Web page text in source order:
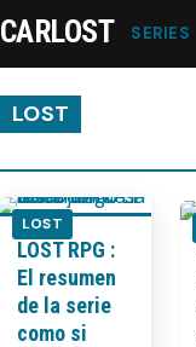
Streaming
Recomendaciones
CARLOST SERIES
LOST
LOST
LOST RPG :
El resumen
de la serie
como si